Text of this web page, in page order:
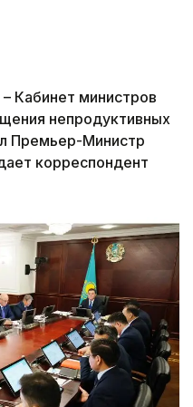
министров
непродуктивных
Премьер-Министр
корреспондент